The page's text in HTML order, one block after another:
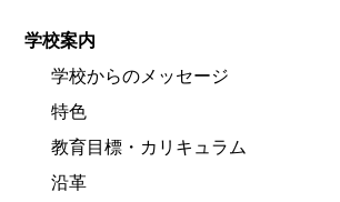
学校案内
学校からのメッセージ
特色
教育目標・カリキュラム
沿革